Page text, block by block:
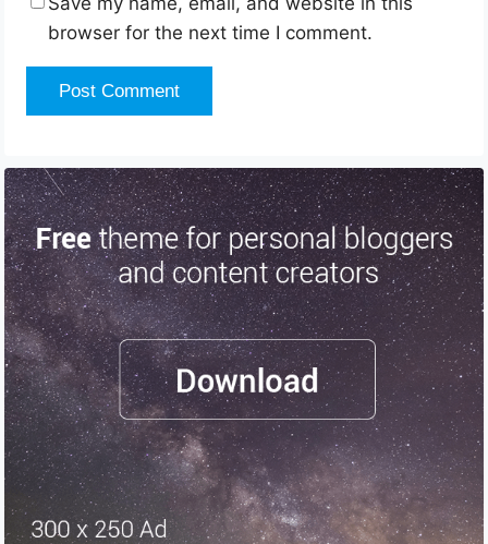
browser for the next time I comment.